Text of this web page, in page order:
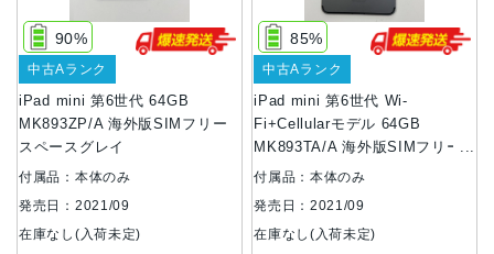
iPad mini 第6世代 64GB
MK893ZP/A 海外版SIMフリー
スペースグレイ
90%
中古Aランク
付属品：本体のみ
発売日：2021/09
在庫なし(入荷未定)
iPad mini 第6世代 Wi-
Fi+Cellularモデル 64GB
MK893TA/A 海外版SIMフリー
スペースグレイ
85%
中古Aランク
付属品：本体のみ
発売日：2021/09
在庫なし(入荷未定)